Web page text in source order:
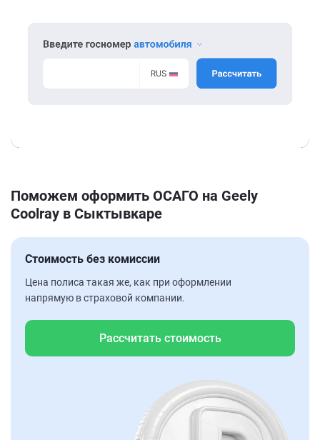
Поможем оформить ОСАГО на Geely
Coolray в Сыктывкаре
Стоимость без комиссии
Цена полиса такая же, как при оформлении
напрямую в страховой компании.
Рассчитать стоимость